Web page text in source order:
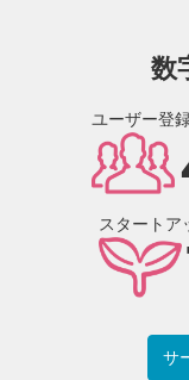
数
ユーザー登
スタートア
サ